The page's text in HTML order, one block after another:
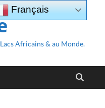
Africains & au Monde.
Français